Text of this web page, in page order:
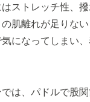
ストレッチ性、
肌離れが足りな
になってしまい
は、パドルで股